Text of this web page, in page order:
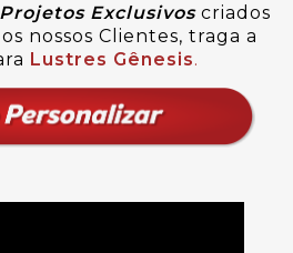
Projetos Exclusivoscriados
nossos Clientes, traga a
Lustres Gênesis.